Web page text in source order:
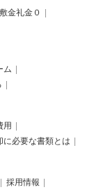
敷金礼金０
ム
用
に必要な書類とは
採用情報